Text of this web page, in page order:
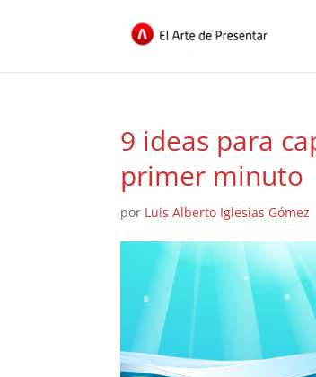
9 ideas para
primer minuto
por Luis Alberto Iglesias Gómez